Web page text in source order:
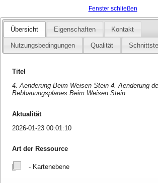
Fenster schließen
Übersicht Eigenschaften Kontakt
Nutzungsbedingungen Qualität
Titel
4. Aenderung Beim Weisen Stein 4. Aenderung
Bebbauungsplanes Beim Weisen Stein
Aktualität
2026-01-23 00:01:10
Art der Ressource
- Kartenebene